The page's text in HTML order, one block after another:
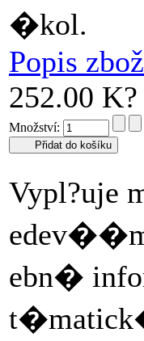
�kol.
Popis
252.00 K?
Množství:
Vypl?uje
ebn�